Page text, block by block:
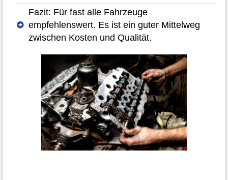
Fazit: Für fast alle Fahrzeuge
empfehlenswert. Es ist ein guter Mittelweg
zwischen Kosten und Qualität.